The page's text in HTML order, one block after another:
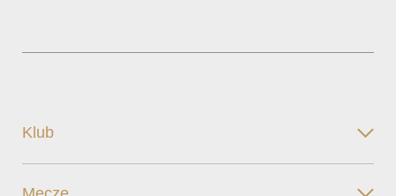
Klub